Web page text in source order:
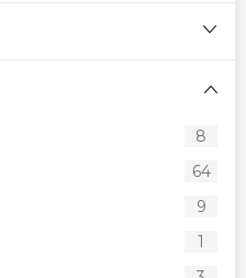
8
64
9
1